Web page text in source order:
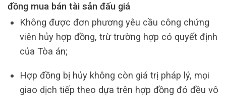
đồng mua bán tài sản đấu giá
Không được đơn phương yêu cầu công chứng
viên hủy hợp đồng, trừ trường hợp có quyết định
của Tòa án;
Hợp đồng bị hủy không còn giá trị pháp lý, mọi
giao dịch tiếp theo dựa trên hợp đồng đó đều vô